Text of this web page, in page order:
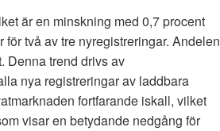
är en minskning med 0,7 procent
två av tre nyregistreringar. Andelen
Denna trend drivs av
nya registreringar av laddbara
fortfarande iskall, vilket
visar en betydande nedgång för